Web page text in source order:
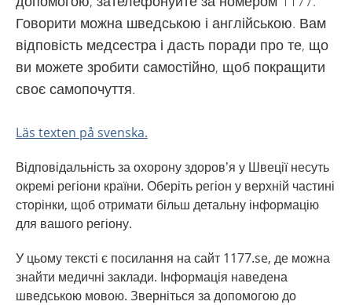
Говорити можна шведською і англійською. Вам
відповість медсестра і дасть поради про те, що
ви можете зробити самостійно, щоб покращити
своє самопочуття.
Läs texten på svenska.
Відповідальність за охорону здоров’я у Швеції несуть
окремі регіони країни. Оберіть регіон у верхній частині
сторінки, щоб отримати більш детальну інформацію
для вашого регіону.
У цьому тексті є посилання на сайт 1177.se, де можна
знайти медичні заклади. Інформація наведена
шведською мовою. Зверніться за допомогою до